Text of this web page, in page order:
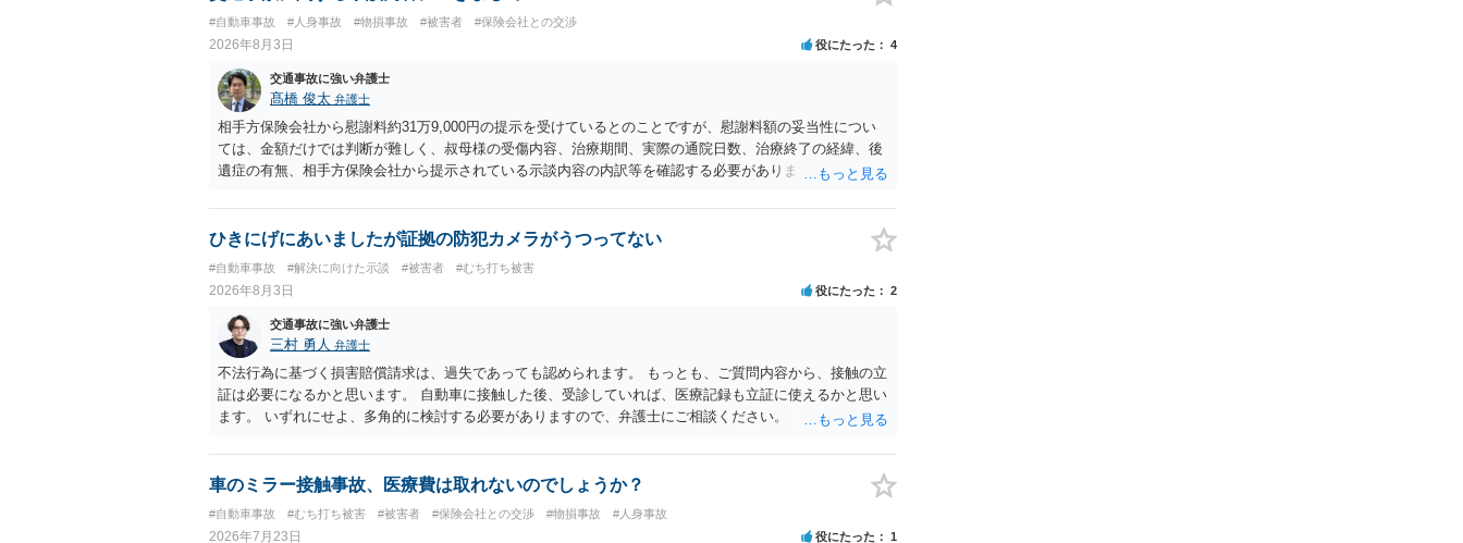
#自動車事故 #人身事故 #物損事故 #被害者 #保険会社との交渉
2026年8月3日 役にたった 4
交通事故に強い弁護士
髙橋 俊太 弁護士
相手方保険会社から慰謝料約31万9,000円の提示を受けているとのことですが、慰謝料額の妥当性につい
ては、金額だけでは判断が難しく、叔母様の受傷内容、治療期間、実際の通院日数、治療終了の経緯、後
遺症の有無、相手方保険会社から提示されている示談内容の内訳等を確認する必要があります。保険会社
で、以下の資料・情報を準備した上で、弁護士に個別に相談することをお勧めいたします。 ・相手方保険
会社から届いている示談金額の提示書類 ・叔母様の診断名、けがの内容 ・治療開始日及び治療終了日 ・
今回の事故で利用できる弁護士費用特約が付帯しているか なお、被害者は叔母様ご本人となりますので、
弁護士が受任する場合には、叔母様ご本人の依頼意思等を確認する必要があります。日本語での十分な意
思疎通が難しいとのことですので、そのあたりのご事情も踏まえて、依頼意思の確認方法等を検討する必
要があると思われます。
ひきにげにあいましたが証拠の防犯カメラがうつってない
#自動車事故 #解決に向けた示談 #被害者 #むち打ち被害
2026年8月3日 役にたった 2
交通事故に強い弁護士
三村 勇人 弁護士
不法行為に基づく損害賠償請求は、過失であっても認められます。 もっとも、ご質問内容から、接触の立
証は必要になるかと思います。 自動車に接触した後、受診していれば、医療記録も立証に使えるかと思い
ます。 いずれにせよ、多角的に検討する必要がありますので、弁護士にご相談ください。
車のミラー接触事故、医療費は取れないのでしょうか？
#自動車事故 #むち打ち被害 #被害者 #保険会社との交渉 #物損事故 #人身事故
2026年7月23日 役にたった 1